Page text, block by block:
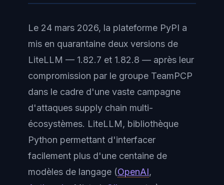
Le 24 mars 2026, la plateforme PyPI a
mis en quarantaine deux versions de
LiteLLM — 1.82.7 et 1.82.8 — après leur
compromission par le groupe TeamPCP
dans le cadre d'une vaste campagne
d'attaques supply chain multi-
écosystèmes. LiteLLM, bibliothèque
Python permettant d'interfacer
facilement plus d'une centaine de
modèles de langage (OpenAI,